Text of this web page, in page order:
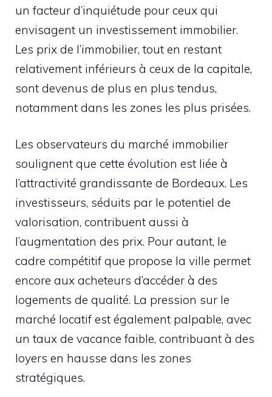
un facteur d’inquiétude pour ceux qui
envisagent un investissement immobilier.
Les prix de l’immobilier, tout en restant
relativement inférieurs à ceux de la capitale,
sont devenus de plus en plus tendus,
notamment dans les zones les plus prisées.
Les observateurs du marché immobilier
soulignent que cette évolution est liée à
l’attractivité grandissante de Bordeaux. Les
investisseurs, séduits par le potentiel de
valorisation, contribuent aussi à
l’augmentation des prix. Pour autant, le
cadre compétitif que propose la ville permet
encore aux acheteurs d’accéder à des
logements de qualité. La pression sur le
marché locatif est également palpable, avec
un taux de vacance faible, contribuant à des
loyers en hausse dans les zones
stratégiques.